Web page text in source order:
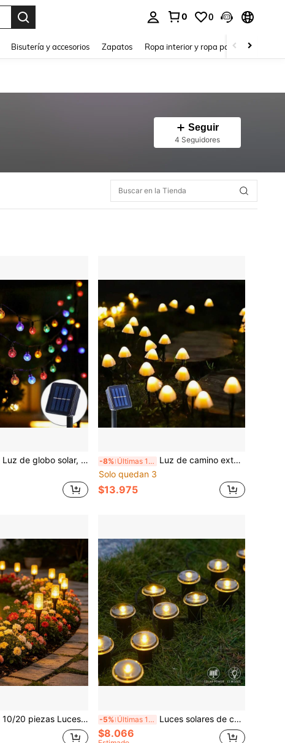
0 0
Bisutería y accesorios Zapatos Ropa interior y ropa para dormir
Seguir
4 Seguidores
Luz de globo solar, 8 modos, 20/50/100 LED, regulable y colgante, adecuada para jardín, patio y balcón al aire libre, excelente para iluminación de bodas y fiestas
-8% Últimas 11 hrs
Luz de camino exterior alimentada por energía solar estilo hongo, luz de jardín con estaca solar mini de 20 LED, luz de paisaje de alta calidad alimentada por energía solar con 8 modos de iluminación, decoración de hongo realista y lindo en blanco cálido/multicolor, adecuada para patio, césped, fiesta de Pascua y vacaciones, regalo ideal
Solo quedan 3
$13.975
10/20 piezas Luces solares de estaca de burbuja para suelo, 8 modos, 3 colores (blanco cálido/blanco/multicolor), adecuadas para decoración de jardín, patio, césped y camino -5% Últimas 11 hrs Luces solares de camino con 8 modos de cambio de color, 10/20 piezas IP44 impermeables para exteriores con estaca, encendido/apagado automático, blanco cálido/blanco/multicolor, decoración de camino de jardín
$8.066